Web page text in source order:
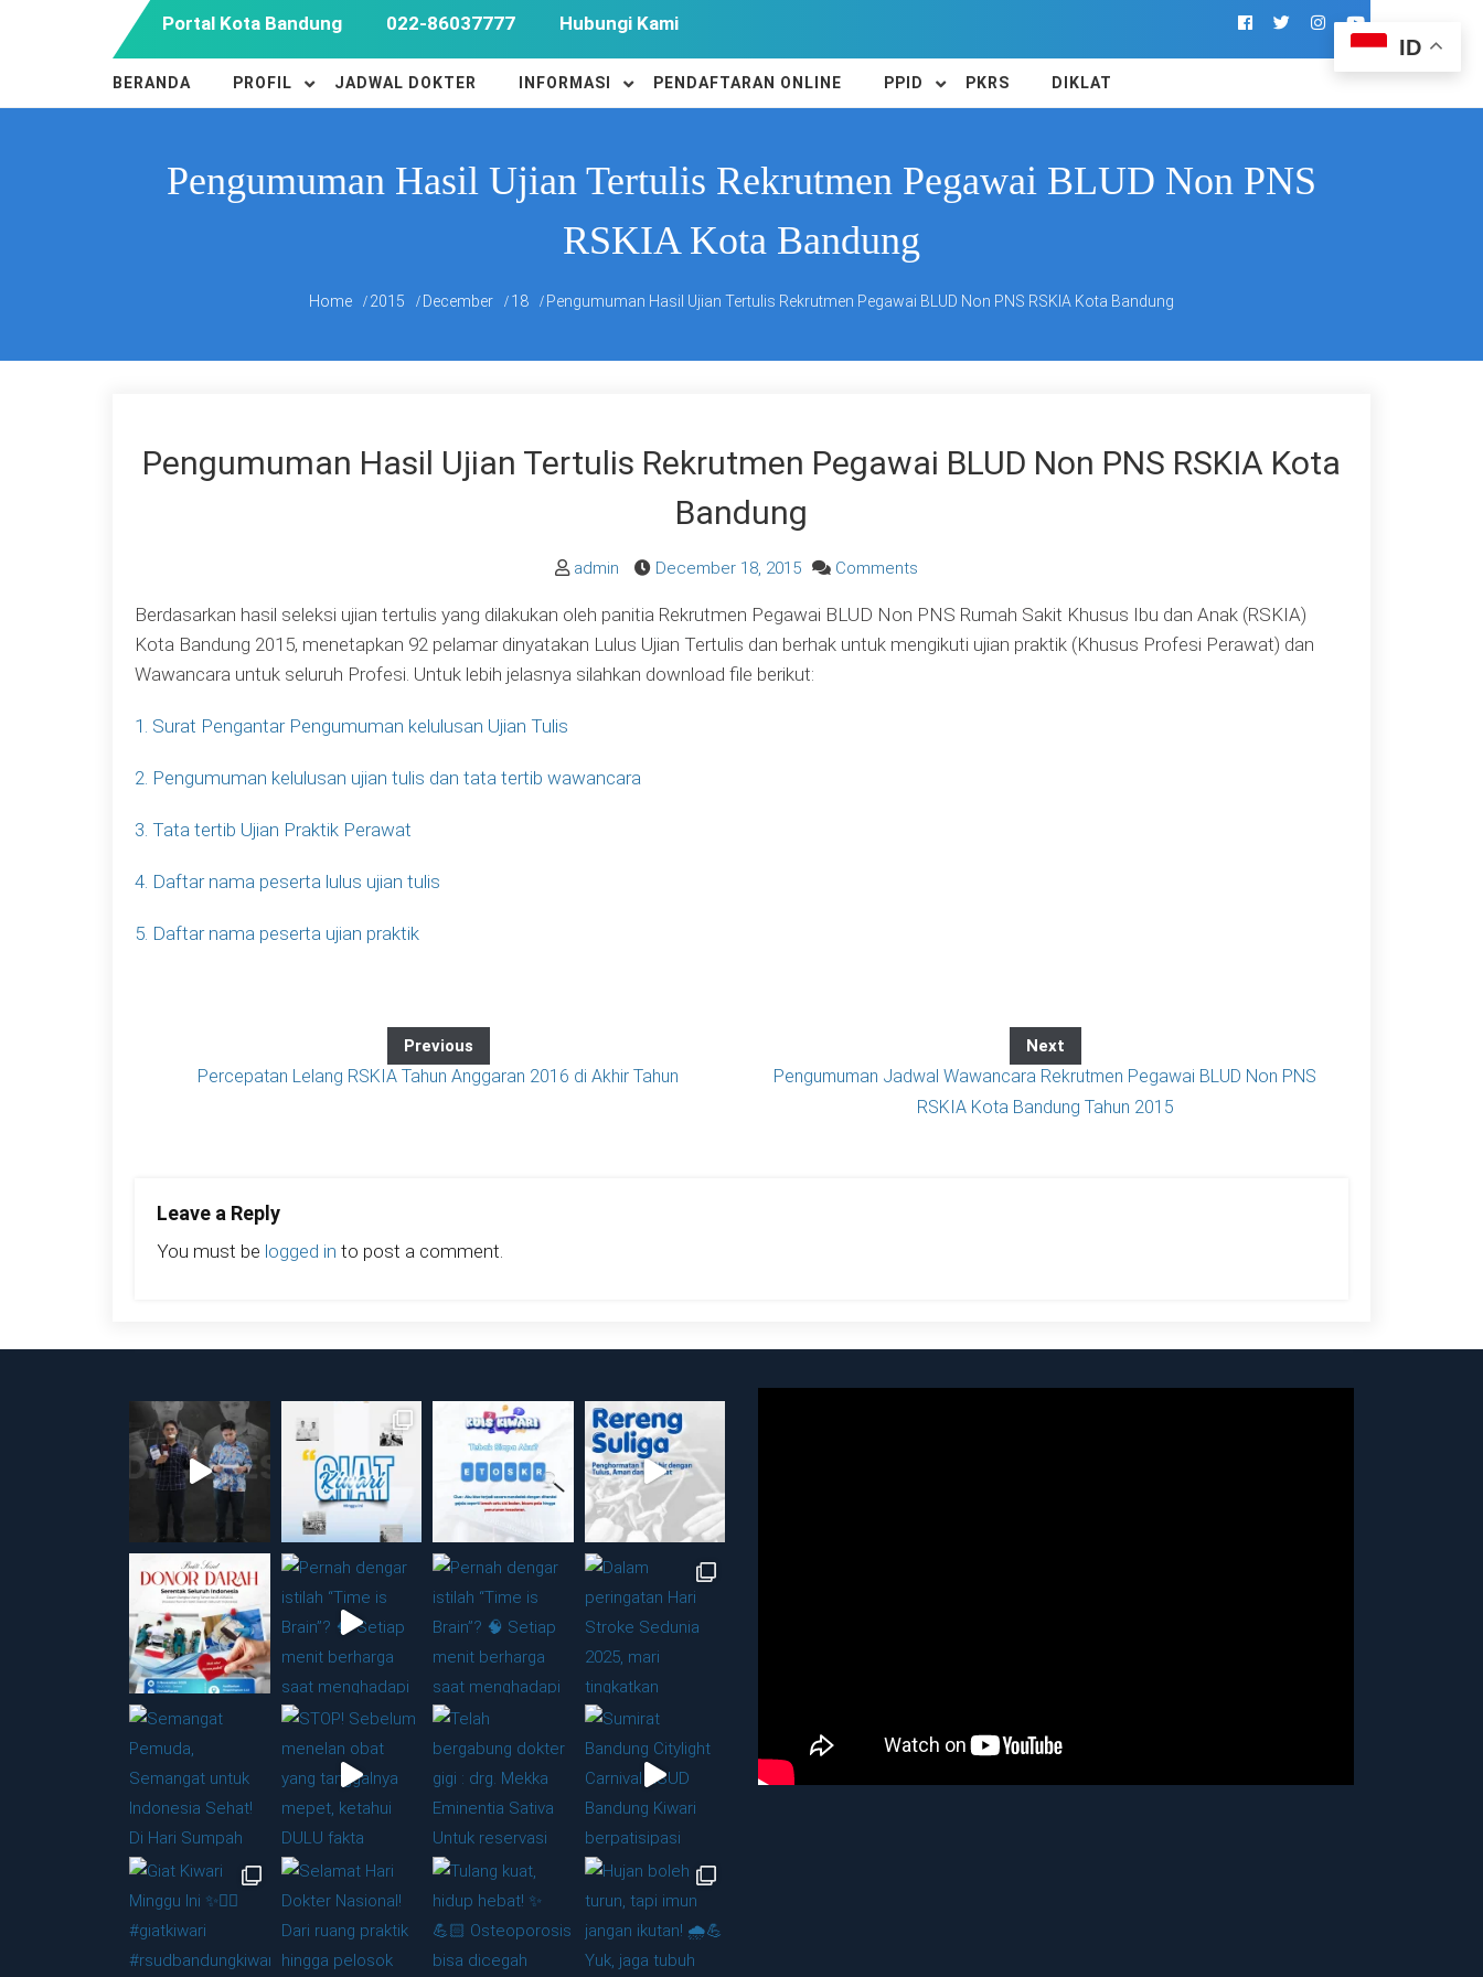
Portal Kota Bandung 022-86037777 Hubungi Kami
BERANDA PROFIL JADWAL DOKTER INFORMASI PENDAFTARAN ONLINE PPID PKRS DIKLAT
Pengumuman Hasil Ujian Tertulis Rekrutmen Pegawai BLUD Non PNS
RSKIA Kota Bandung
Home 2015 December 18 Pengumuman Hasil Ujian Tertulis Rekrutmen Pegawai BLUD Non PNS RSKIA Kota Bandung
Pengumuman Hasil Ujian Tertulis Rekrutmen Pegawai BLUD Non PNS RSKIA Kota
Bandung
admin December 18, 2015 Commentson
Hasil
Ujian
Berdasarkan hasil seleksi ujian tertulis yang dilakukan oleh panitia Rekrutmen Pegawai BLUD Non PNS Rumah Sakit Khusus Ibu dan Anak (RSKIA)
Kota Bandung 2015, menetapkan 92 pelamar dinyatakan Lulus Ujian Tertulis dan berhak untuk mengikuti ujian praktik (Khusus Profesi Perawat) dan
Wawancara untuk seluruh Profesi. Untuk lebih jelasnya silahkan download file berikut:
1. Surat Pengantar Pengumuman kelulusan Ujian Tulis
2. Pengumuman kelulusan ujian tulis dan tata tertib wawancara
3. Tata tertib Ujian Praktik Perawat
4. Daftar nama peserta lulus ujian tulis
5. Daftar nama peserta ujian praktik
Previous
Percepatan Lelang RSKIA Tahun Anggaran 2016 di Akhir Tahun
Next
Pengumuman Jadwal Wawancara Rekrutmen Pegawai BLUD Non PNS
RSKIA Kota Bandung Tahun 2015
Leave a Reply
You must be logged in to post a comment.
ID